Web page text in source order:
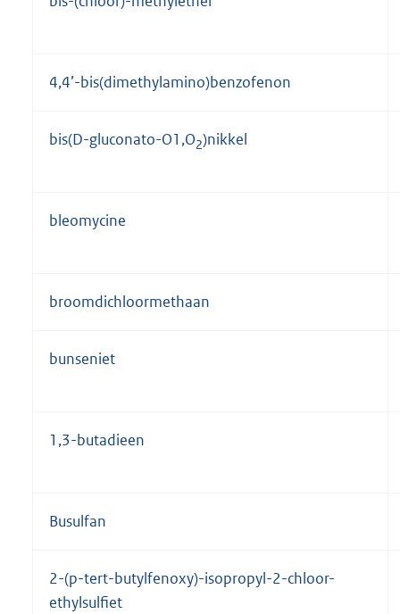
4,4’-bis(dimethylamino)benzofenon
bis(D-gluconato-O1,O2)nikkel
bleomycine
broomdichloormethaan
bunseniet
1,3-butadieen
Busulfan
2-(p-tert-butylfenoxy)-isopropyl-2-chloor-
ethylsulfiet